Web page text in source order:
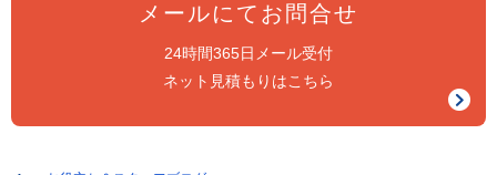
メールにてお問合せ
24時間365日メール受付
ネット見積もりはこちら